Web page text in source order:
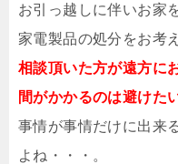
お引っ越しに伴いお家
家電製品の処分をお考
相談頂いた方が遠方に
間がかかるのは避けた
事情が事情だけに出来
よね・・・。